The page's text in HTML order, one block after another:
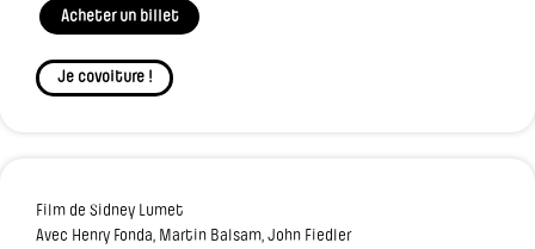
Acheter un billet
Je covoiture !
Film de Sidney Lumet
Avec Henry Fonda, Martin Balsam, John Fiedler